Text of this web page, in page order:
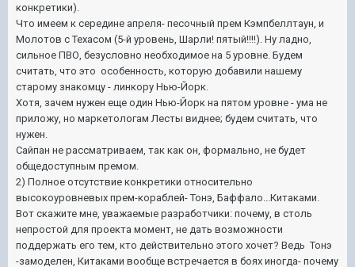
конкретики).
Что имеем к середине апреля- песочный прем Кэмпбеллтаун, и
Молотов с Техасом (5-й уровень, Шарли! пятый!!!!). Ну ладно,
сильное ПВО, безусловно необходимое на 5 уровне. Будем
считать, что это особенность, которую добавили нашему
старому знакомцу - линкору Нью-Йорк.
Хотя, зачем нужен еще один Нью-Йорк на пятом уровне - ума не
приложу, но маркетологам Лесты виднее; будем считать, что
нужен.
Сайпан не рассматриваем, так как он, формально, не будет
общедоступным премом.
2) Полное отсутствие конкретики относительно
высокоуровневых прем-кораблей- Тонэ, Баффало...Китаками.
Вот скажите мне, уважаемые разработчики: почему, в столь
непростой для проекта момент, не дать возможности
поддержать его тем, кто действительно этого хочет? Ведь Тонэ
-замоделен, Китаками вообще встречается в боях иногда- почему